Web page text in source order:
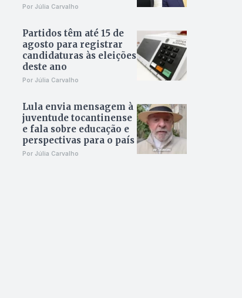
Por Júlia Carvalho
Partidos têm até 15 de
agosto para registrar
candidaturas às eleições
deste ano
Por Júlia Carvalho
Lula envia mensagem à
juventude tocantinense
e fala sobre educação e
perspectivas para o país
Por Júlia Carvalho